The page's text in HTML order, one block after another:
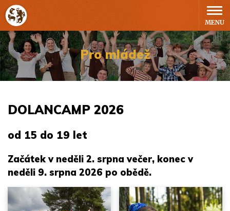
MENU
Pro mládež
DOLANCAMP 2026
od 15 do 19 let
Začátek v neděli 2. srpna večer, konec v
neděli 9. srpna 2026 po obědě.